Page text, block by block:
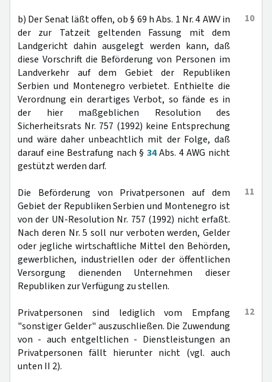
10
b) Der Senat läßt offen, ob § 69 h Abs. 1 Nr. 4 AWV in
der zur Tatzeit geltenden Fassung mit dem
Landgericht dahin ausgelegt werden kann, daß
diese Vorschrift die Beförderung von Personen im
Landverkehr auf dem Gebiet der Republiken
Serbien und Montenegro verbietet. Enthielte die
Verordnung ein derartiges Verbot, so fände es in
der hier maßgeblichen Resolution des
Sicherheitsrats Nr. 757 (1992) keine Entsprechung
und wäre daher unbeachtlich mit der Folge, daß
darauf eine Bestrafung nach § 34Abs. 4 AWG nicht
gestützt werden darf.
11
Die Beförderung von Privatpersonen auf dem
Gebiet der Republiken Serbien und Montenegro ist
von der UN-Resolution Nr. 757 (1992) nicht erfaßt.
Nach deren Nr. 5 soll nur verboten werden, Gelder
oder jegliche wirtschaftliche Mittel den Behörden,
gewerblichen, industriellen oder der öffentlichen
Versorgung dienenden Unternehmen dieser
Republiken zur Verfügung zu stellen.
12
Privatpersonen sind lediglich vom Empfang
"sonstiger Gelder" auszuschließen. Die Zuwendung
von - auch entgeltlichen - Dienstleistungen an
Privatpersonen fällt hierunter nicht (vgl. auch
unten II 2).